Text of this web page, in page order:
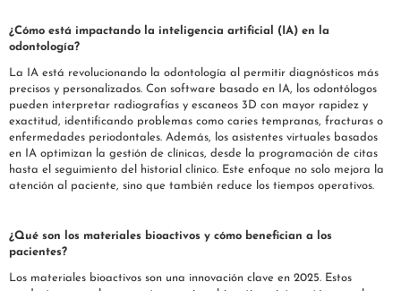
¿Cómo está impactando la inteligencia artificial (IA) en la
odontología?
La IA está revolucionando la odontología al permitir diagnósticos más
precisos y personalizados. Con software basado en IA, los odontólogos
pueden interpretar radiografías y escaneos 3D con mayor rapidez y
exactitud, identificando problemas como caries tempranas, fracturas o
enfermedades periodontales. Además, los asistentes virtuales basados
en IA optimizan la gestión de clínicas, desde la programación de citas
hasta el seguimiento del historial clínico. Este enfoque no solo mejora la
atención al paciente, sino que también reduce los tiempos operativos.
¿Qué son los materiales bioactivos y cómo benefician a los
pacientes?
Los materiales bioactivos son una innovación clave en 2025. Estos